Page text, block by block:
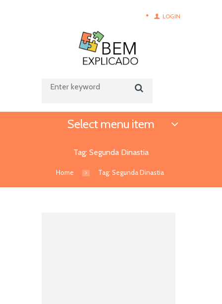
LOGIN
Select menu item
Tag: Segunda Dinastia
Home Tag: Segunda Dinastia